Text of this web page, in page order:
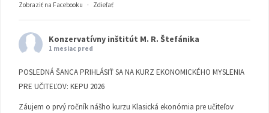
Zobraziť na Facebooku · Zdieľať
Konzervatívny inštitút M. R. Štefánika
1 mesiac pred
POSLEDNÁ ŠANCA PRIHLÁSIŤ SA NA KURZ EKONOMICKÉHO MYSLENIA
PRE UČITEĽOV: KEPU 2026
Záujem o prvý ročník nášho kurzu Klasická ekonómia pre učiteľov